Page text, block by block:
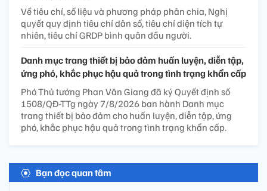
Về tiêu chí, số liệu và phương pháp phân chia, Nghị
quyết quy định tiêu chí dân số, tiêu chí diện tích tự
nhiên, tiêu chí GRDP bình quân đầu người.
Danh mục trang thiết bị bảo đảm huấn luyện, diễn tập,
ứng phó, khắc phục hậu quả trong tình trạng khẩn cấp
Phó Thủ tướng Phan Văn Giang đã ký Quyết định số
1508/QĐ-TTg ngày 7/8/2026 ban hành Danh mục
trang thiết bị bảo đảm cho huấn luyện, diễn tập, ứng
phó, khắc phục hậu quả trong tình trạng khẩn cấp.
Bạn đọc quan tâm